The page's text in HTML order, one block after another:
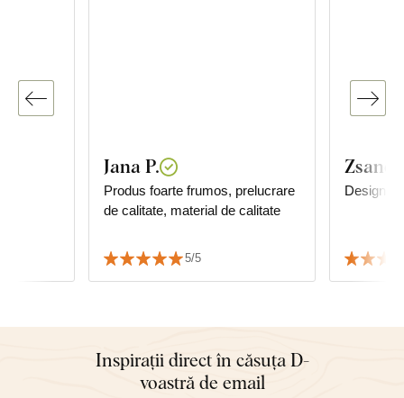
Jana P.
Produs foarte frumos, prelucrare
de calitate, material de calitate
5/5
Design
Inspirații direct în căsuța D-
voastră de email